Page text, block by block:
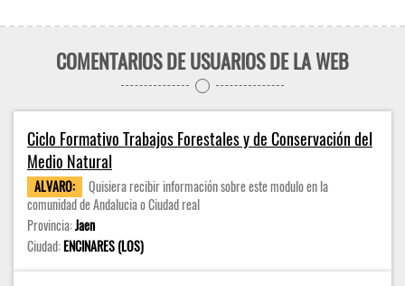
COMENTARIOS DE USUARIOS DE LA WEB
Ciclo Formativo Trabajos Forestales y de Conservación del
Medio Natural
ALVARO:
Quisiera recibir información sobre este modulo en la
comunidad de Andalucia o Ciudad real
Provincia:Jaen
Ciudad:ENCINARES (LOS)